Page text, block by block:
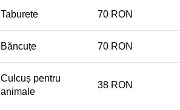
Taburete 70 RON
Băncuțe 70 RON
Culcuș pentru
animale
38 RON